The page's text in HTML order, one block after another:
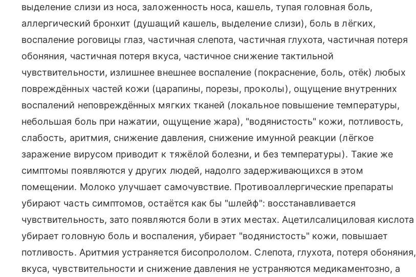
выделение слизи из носа, заложенность носа, кашель, тупая головная боль,
аллергический бронхит (душащий кашель, выделение слизи), боль в лёгких,
воспаление роговицы глаз, частичная слепота, частичная глухота, частичная потеря
обоняния, частичная потеря вкуса, частичное снижение тактильной
чувствительности, излишнее внешнее воспаление (покраснение, боль, отёк) любых
повреждённых частей кожи (царапины, порезы, проколы), ощущение внутренних
воспалений неповреждённых мягких тканей (локальное повышение температуры,
небольшая боль при нажатии, ощущение жара), "водянистость" кожи, потливость,
слабость, аритмия, снижение давления, снижение имунной реакции (лёгкое
заражение вирусом приводит к тяжёлой болезни, и без температуры). Такие же
симптомы появляются у других людей, надолго задерживающихся в этом
помещении. Молоко улучшает самочувствие. Противоаллергические препараты
убирают часть симптомов, остаётся как бы "шлейф": восстанавливается
чувствительность, зато появляются боли в этих местах. Ацетилсалициловая кислота
убирает головную боль и воспаления, убирает "водянистость" кожи, повышает
потливость. Аритмия устраняется бисопрололом. Слепота, глухота, потеря обоняния,
вкуса, чувствительности и снижение давления не устраняются медикаментозно, а